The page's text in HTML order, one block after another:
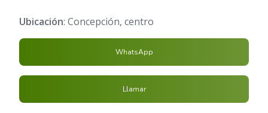
Ubicación: Concepción, centro
WhatsApp
Llamar